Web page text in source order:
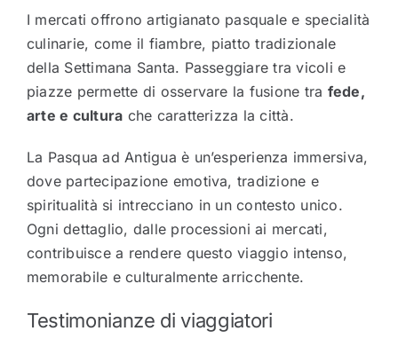
I mercati offrono artigianato pasquale e specialità
culinarie, come il fiambre, piatto tradizionale
della Settimana Santa. Passeggiare tra vicoli e
piazze permette di osservare la fusione tra fede,
arte e cultura che caratterizza la città.
La Pasqua ad Antigua è un’esperienza immersiva,
dove partecipazione emotiva, tradizione e
spiritualità si intrecciano in un contesto unico.
Ogni dettaglio, dalle processioni ai mercati,
contribuisce a rendere questo viaggio intenso,
memorabile e culturalmente arricchente.
Testimonianze di viaggiatori